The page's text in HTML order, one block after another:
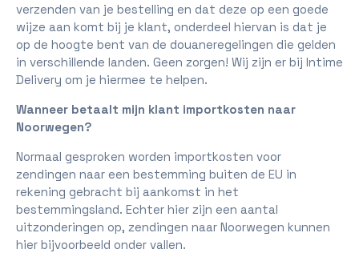
verzenden van je bestelling en dat deze op een goede
wijze aan komt bij je klant, onderdeel hiervan is dat je
op de hoogte bent van de douaneregelingen die gelden
in verschillende landen. Geen zorgen! Wij zijn er bij Intime
Delivery om je hiermee te helpen.
Wanneer betaalt mijn klant importkosten naar
Noorwegen?
Normaal gesproken worden importkosten voor
zendingen naar een bestemming buiten de EU in
rekening gebracht bij aankomst in het
bestemmingsland. Echter hier zijn een aantal
uitzonderingen op, zendingen naar Noorwegen kunnen
hier bijvoorbeeld onder vallen.